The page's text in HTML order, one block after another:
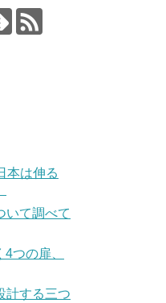
本は伸る
いて調べて
つの扉、
する三つ